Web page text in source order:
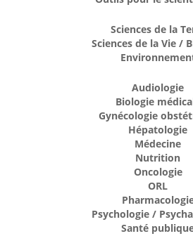
Sciences de la
Sciences de la Vie /
Audiologie
Biologie
Gynécologie
Hépatologie
Médecine
Nutrition
Oncologie
ORL
Psychologie /
Santé